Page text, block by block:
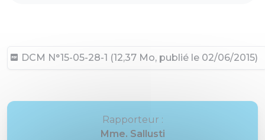
DCM N°15-05-28-1 (12,37 Mo, publié le 02/06/2015)
Rapporteur :
Mme. Sallusti